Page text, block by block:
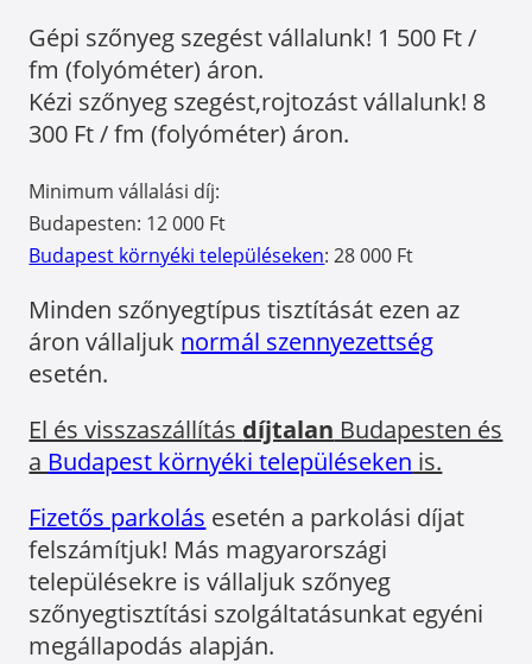
Gépi szőnyeg szegést vállalunk! 1 500 Ft /
fm (folyóméter) áron.
Kézi szőnyeg szegést,rojtozást vállalunk! 8
300 Ft / fm (folyóméter) áron.
Minimum vállalási díj:
Budapesten: 12 000 Ft
Budapest környéki településeken: 28 000 Ft
Minden szőnyegtípus tisztítását ezen az
áron vállaljuk normál szennyezettség
esetén.
El és visszaszállítás díjtalan Budapesten és
a Budapest környéki településeken is.
Fizetős parkolás esetén a parkolási díjat
felszámítjuk! Más magyarországi
településekre is vállaljuk szőnyeg
szőnyegtisztítási szolgáltatásunkat egyéni
megállapodás alapján.